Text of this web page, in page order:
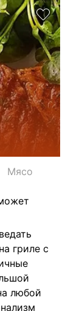
Мясо
гриле с
любой